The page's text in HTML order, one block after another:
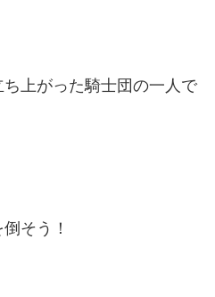
上がった騎士団の一人で
そう！